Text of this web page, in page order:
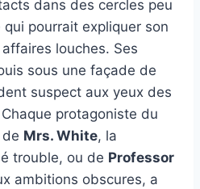
dans des cercles peu
pourrait expliquer son
louches. Ses
sous une façade de
suspect aux yeux des
protagoniste du
de Mrs. White, la
trouble, ou de Professor
ambitions obscures, a